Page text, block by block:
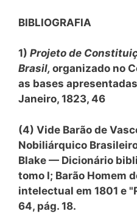
BIBLIOGRAFIA
1) Projeto de
Brasil, organizado no
as bases
Janeiro, 1823, 46
(4) Vide Barão de
Nobiliárquico
Blake — Dicionário
tomo I; Barão Homem
intelectual em 1801 e
64, pág. 18.